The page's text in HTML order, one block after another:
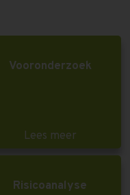
Vooronderzoek
Lees meer
Risicoanalyse